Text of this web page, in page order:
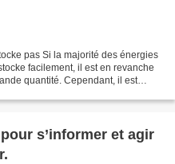
pas Si la majorité des énergies
facilement, il est en revanche
quantité. Cependant, il est
s’informer et agir